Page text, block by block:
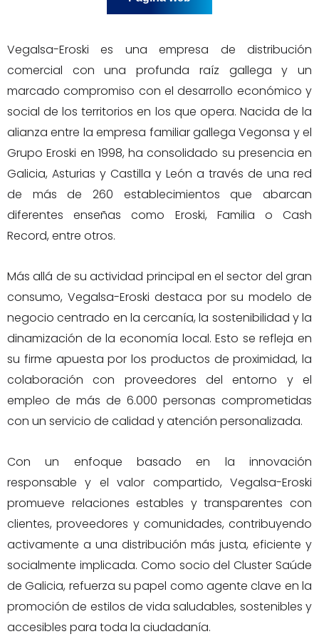
Vegalsa-Eroski es una empresa de distribución
comercial con una profunda raíz gallega y un
marcado compromiso con el desarrollo económico y
social de los territorios en los que opera. Nacida de la
alianza entre la empresa familiar gallega Vegonsa y el
Grupo Eroski en 1998, ha consolidado su presencia en
Galicia, Asturias y Castilla y León a través de una red
de más de 260 establecimientos que abarcan
diferentes enseñas como Eroski, Familia o Cash
Record, entre otros.
Más allá de su actividad principal en el sector del gran
consumo, Vegalsa-Eroski destaca por su modelo de
negocio centrado en la cercanía, la sostenibilidad y la
dinamización de la economía local. Esto se refleja en
su firme apuesta por los productos de proximidad, la
colaboración con proveedores del entorno y el
empleo de más de 6.000 personas comprometidas
con un servicio de calidad y atención personalizada.
Con un enfoque basado en la innovación
responsable y el valor compartido, Vegalsa-Eroski
promueve relaciones estables y transparentes con
clientes, proveedores y comunidades, contribuyendo
activamente a una distribución más justa, eficiente y
socialmente implicada. Como socio del Cluster Saúde
de Galicia, refuerza su papel como agente clave en la
promoción de estilos de vida saludables, sostenibles y
accesibles para toda la ciudadanía.